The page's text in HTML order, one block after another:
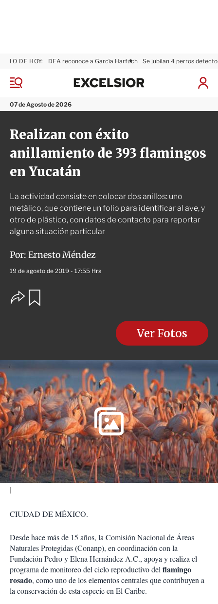
M
n
ú
07 de Agosto de 2026
LO DE HOY: DEA reconoce a García Harfuch Se jubilan 4 perros
I
S
e
x
l
r
Realizan con éxito
anillamiento de 393 flamingos
en Yucatán
La actividad consiste en colocar dos anillos: uno
metálico, que contiene un folio para identificar al ave, y
otro de plástico, con datos de contacto para reportar
alguna situación particular
Por: Ernesto Méndez
19 de agosto de 2019 - 17:55 Hrs
O
p
s
c
o
m
p
a
r
t
i
r
Ver Fotos
CIUDAD DE MÉXICO.
Desde hace más de 15 años, la Comisión Nacional de Áreas
Naturales Protegidas (Conanp), en coordinación con la
Fundación Pedro y Elena Hernández A.C., apoya y realiza el
programa de monitoreo del ciclo reproductivo del flamingo
rosado, como uno de los elementos centrales que contribuyen a
la conservación de esta especie en El Caribe.